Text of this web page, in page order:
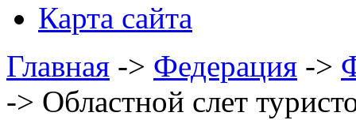
Карта сайта
Главная -> Федерация ->
-> Областной слет